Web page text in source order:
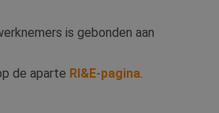
is gebonden aan
de aparte RI&E-pagina.